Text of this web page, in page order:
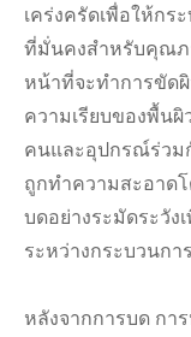
เคร่งครัดเพื่อให้กร
ที่มั่นคงสำหรับคุณภ
หน้าที่จะทำการขัด
ความเรียบของพื้น
คนและอุปกรณ์ร่วม
ถูกทำความสะอาด
บดอย่างระมัดระวั
ระหว่างกระบวนกา
หลังจากการบด กา